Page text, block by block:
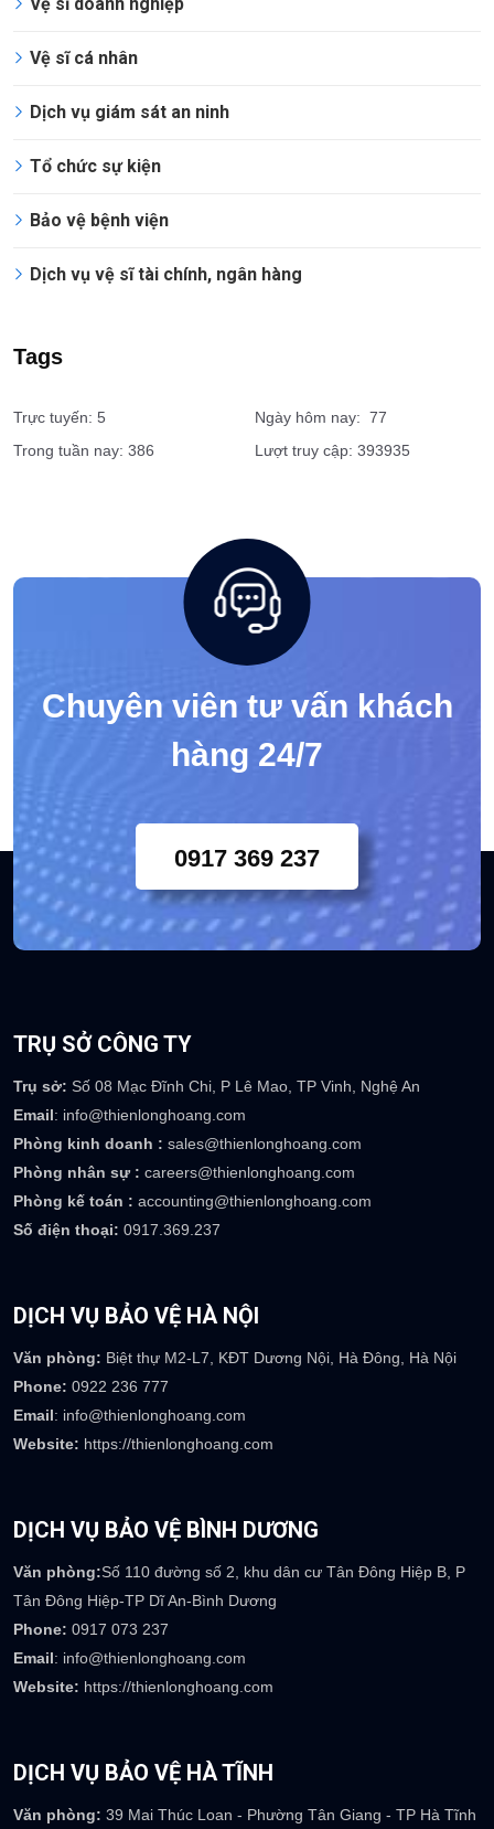
Dịch vụ
Vệ sĩ doanh nghiệp
Vệ sĩ cá nhân
Dịch vụ giám sát an ninh
Trực tuyến: 5
Ngày hôm nay: 77
Lượt truy cập: 393935
Chuyên viên tư vấn khách
hàng 24/7
TRỤ SỞ CÔNG TY
Phòng kinh doanh : sales@thienlonghoang.com
Phòng nhân sự :
careers@thienlonghoang.com
Phòng kế toán : accounting@thienlonghoang.com
Số điện thoại:0917.369.237
Văn phòng: Biệt thự M2-L7, KĐT Dương Nội, Hà Đông, Hà Nội
Phone:
0922 236 777
Email: info@thienlonghoang.com
Website:https://thienlonghoang.com
DỊCH VỤ BẢO VỆ BÌNH DƯƠNG
Tân Đông Hiệp-TP Dĩ An-Bình Dương
Phone:
0917 073 237
Email: info@thienlonghoang.com